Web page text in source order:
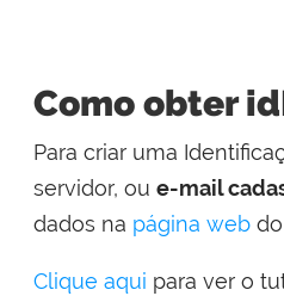
Como obter
Para criar uma
servidor, ou e-mail
dados na página web
Clique aqui para ver o